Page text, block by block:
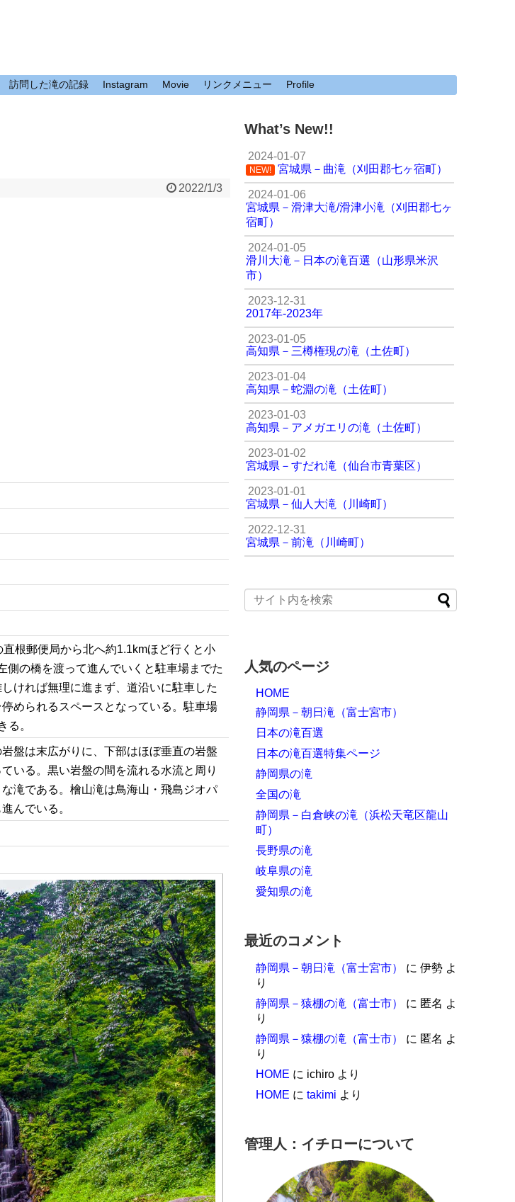
訪問した滝の記録 Instagram Movie リンクメニュー Profile
2022/1/3
根郵便局から北へ約1.1kmほど行くと小
側の橋を渡って進んでいくと駐車場までた
ければ無理に進まず、道沿いに駐車した
められるスペースとなっている。駐車場
る。
盤は末広がりに、下部はほぼ垂直の岩盤
いる。黒い岩盤の間を流れる水流と周り
滝である。檜山滝は鳥海山・飛島ジオパ
んでいる。
What’s New!!
2024-01-07
NEW! 宮城県－曲滝（刈田郡七ヶ宿町）
2024-01-06
宮城県－滑津大滝/滑津小滝（刈田郡七ヶ
宿町）
2024-01-05
滑川大滝－日本の滝百選（山形県米沢
市）
2023-12-31
2017年-2023年
2023-01-05
高知県－三樽権現の滝（土佐町）
2023-01-04
高知県－蛇淵の滝（土佐町）
2023-01-03
高知県－アメガエリの滝（土佐町）
2023-01-02
宮城県－すだれ滝（仙台市青葉区）
2023-01-01
宮城県－仙人大滝（川崎町）
2022-12-31
宮城県－前滝（川崎町）
人気のページ
HOME
静岡県－朝日滝（富士宮市）
日本の滝百選
日本の滝百選特集ページ
静岡県の滝
全国の滝
静岡県－白倉峡の滝（浜松天竜区龍山
町）
長野県の滝
岐阜県の滝
愛知県の滝
最近のコメント
静岡県－朝日滝（富士宮市） に 伊勢 よ
り
静岡県－猿棚の滝（富士市）
に 匿名 よ
り
静岡県－猿棚の滝（富士市）
に 匿名 よ
り
HOME に ichiro より
HOME に takimi より
管理人：イチローについて